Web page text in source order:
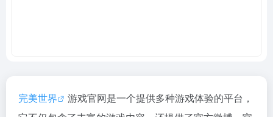
完美世界
游戏官网是一个提供多种游戏体验的平台，